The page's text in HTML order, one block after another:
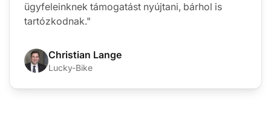
ügyfeleinknek támogatást nyújtani, bárhol is
tartózkodnak."
Christian Lange
Lucky-Bike